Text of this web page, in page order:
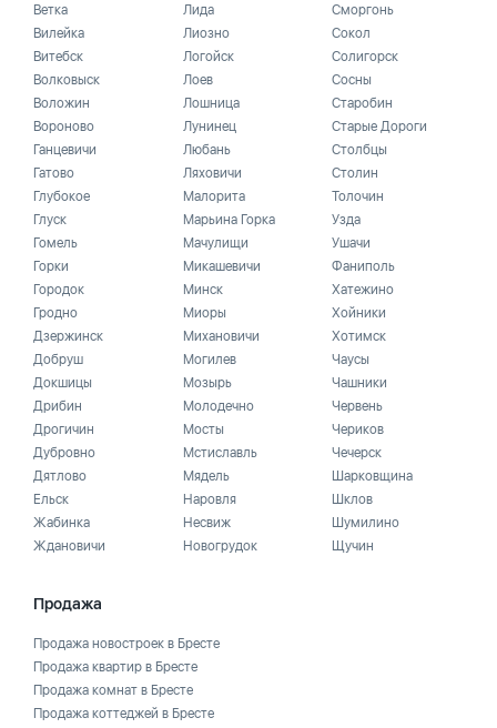
Ветка
Вилейка
Витебск
Волковыск
Воложин
Вороново
Ганцевичи
Гатово
Глубокое
Глуск
Гомель
Горки
Городок
Гродно
Дзержинск
Добруш
Докшицы
Дрибин
Дрогичин
Дубровно
Дятлово
Ельск
Жабинка
Ждановичи
Лида
Лиозно
Логойск
Лоев
Лошница
Лунинец
Любань
Ляховичи
Малорита
Марьина Горка
Мачулищи
Микашевичи
Минск
Миоры
Михановичи
Могилев
Мозырь
Молодечно
Мосты
Мстиславль
Мядель
Наровля
Несвиж
Новогрудок
Сморгонь
Сокол
Солигорск
Сосны
Старобин
Старые Дороги
Столбцы
Столин
Толочин
Узда
Ушачи
Фаниполь
Хатежино
Хойники
Хотимск
Чаусы
Чашники
Червень
Чериков
Чечерск
Шарковщина
Шклов
Шумилино
Щучин
Продажа
Продажа новостроек в Бресте
Продажа квартир в Бресте
Продажа комнат в Бресте
Продажа коттеджей в Бресте